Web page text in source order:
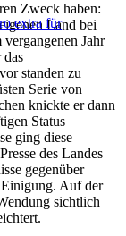
extra für
Zweck haben:
Land bei
Jahr
das
standen zu
Serie von
knickte er dann
Status
ging diese
des Landes
gegenüber
Auf der
sichtlich